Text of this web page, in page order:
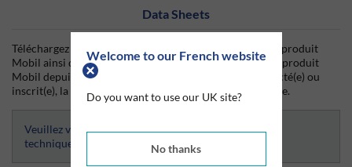
Welcome to our French website
Do you want to use our UK site?
No thanks
Data Sheets
Téléchargez dès aujourd'hui la fiche technique (TDS) du produit
Mobil ainsi que la fiche de données de sécurité (SDS) du produit
Mobil depuis Silmid. Une fois que vous vous êtes connecté(e) ou
inscrit(e), la fiche technique sera visible et téléchargeable.
Veuillez vous connecter afin d’avoir accès aux fiches
techniques